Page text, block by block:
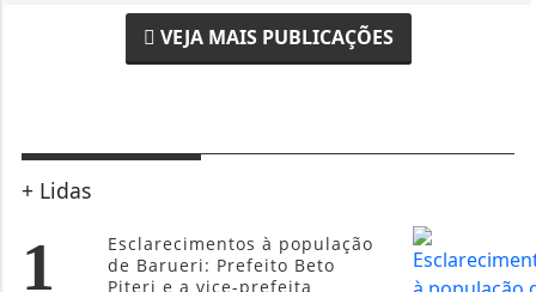
Esclarecimentos à população
de Barueri: Prefeito Beto
Piteri e a vice-prefeita
2
o Troféu Coruja às Melhores
3
para obter benefício da CNH
gratuita